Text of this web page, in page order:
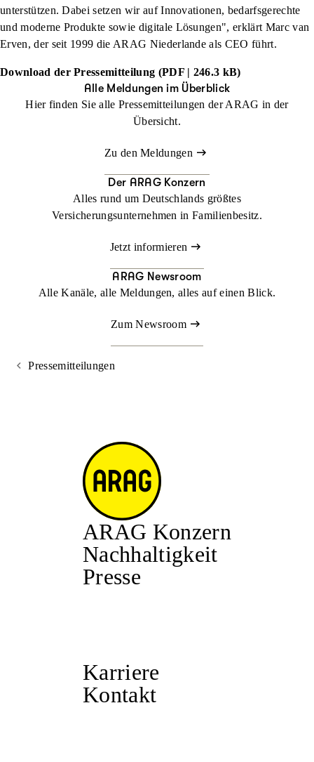
unterstützen. Dabei setzen wir auf Innovationen, bedarfsgerechte
und moderne Produkte sowie digitale Lösungen", erklärt Marc van
Erven, der seit 1999 die ARAG Niederlande als CEO führt.
Download der Pressemitteilung (PDF | 246.3 kB)
Alle Meldungen im Überblick
Hier finden Sie alle Pressemitteilungen der ARAG in der
Übersicht.
Zu den Meldungen
Der ARAG Konzern
Alles rund um Deutschlands größtes
Versicherungsunternehmen in Familienbesitz.
Jetzt informieren
ARAG Newsroom
Alle Kanäle, alle Meldungen, alles auf einen Blick.
Zum Newsroom
Pressemitteilungen
ARAG Konzern
Nachhaltigkeit
Presse
Karriere
Kontakt